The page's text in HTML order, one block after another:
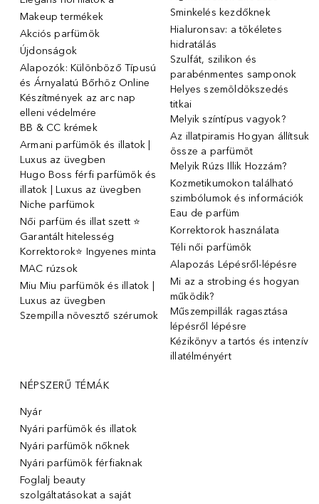
Makeup termékek
Akciós parfümök
Újdonságok
Alapozók: Különböző Típusú
és Árnyalatú Bőrhöz Online
Készítmények az arc nap
elleni védelmére
BB & CC krémek
Armani parfümök és illatok |
Luxus az üvegben
Hugo Boss férfi parfümök és
illatok | Luxus az üvegben
Niche parfümok
Női parfüm és illat szett ⭐
Garantált hitelesség
Korrektorok⭐ Ingyenes minta
MAC rúzsok
Miu Miu parfümök és illatok |
Luxus az üvegben
Szempilla növesztő szérumok
Sminkelés kezdőknek
Hialuronsav: a tökéletes
hidratálás
Szulfát, szilikon és
parabénmentes samponok
Helyes szemöldökszedés
titkai
Melyik színtípus vagyok?
Az illatpiramis Hogyan állítsuk
össze a parfümöt
Melyik Rúzs Illik Hozzám?
Kozmetikumokon található
szimbólumok és információk
Eau de parfüm
Korrektorok használata
Téli női parfümök
Alapozás Lépésről-lépésre
Mi az a strobing és hogyan
működik?
Műszempillák ragasztása
lépésről lépésre
Kézikönyv a tartós és intenzív
illatélményért
NÉPSZERŰ TÉMÁK
Nyár
Nyári parfümök és illatok
Nyári parfümök nőknek
Nyári parfümök férfiaknak
Foglalj beauty
szolgáltatásokat a saját